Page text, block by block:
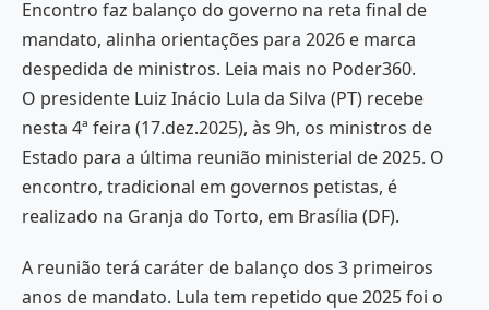
Encontro faz balanço do governo na reta final de
mandato, alinha orientações para 2026 e marca
despedida de ministros. Leia mais no Poder360.
O presidente Luiz Inácio Lula da Silva (PT) recebe
nesta 4ª feira (17.dez.2025), às 9h, os ministros de
Estado para a última reunião ministerial de 2025. O
encontro, tradicional em governos petistas, é
realizado na Granja do Torto, em Brasília (DF).
A reunião terá caráter de balanço dos 3 primeiros
anos de mandato. Lula tem repetido que 2025 foi o